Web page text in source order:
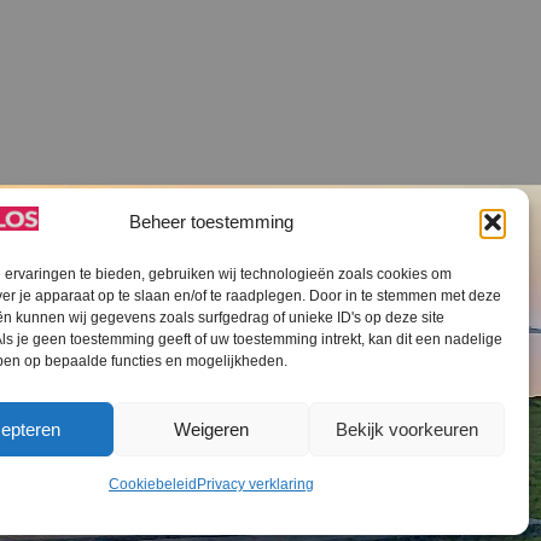
Beheer toestemming
ervaringen te bieden, gebruiken wij technologieën zoals cookies om
je apparaat op te slaan en/of te raadplegen. Door in te stemmen met deze
kunnen wij gegevens zoals surfgedrag of unieke ID's op deze site
je geen toestemming geeft of uw toestemming intrekt, kan dit een nadelige
op bepaalde functies en mogelijkheden.
Weigeren Bekijk voorkeuren
Cookiebeleid Privacy verklaring
SLOS ANBI Contact
Cookiebeleid (EU)